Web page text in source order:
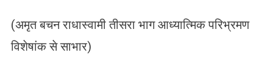
(अमृत बचन राधास्वामी तीसरा भाग आध्यात्मिक परिभ्रमण
विशेषांक से साभार)